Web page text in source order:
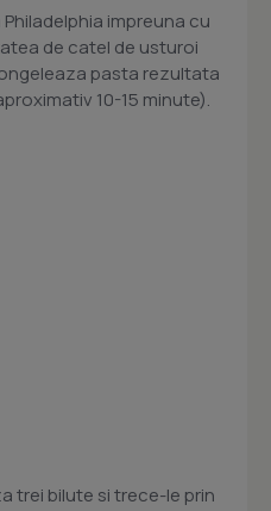
impreuna cu
de catel de usturoi
pasta rezultata
10-15 minute).
trei bilute si trece-le prin